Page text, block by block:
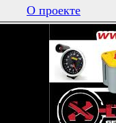
О проекте